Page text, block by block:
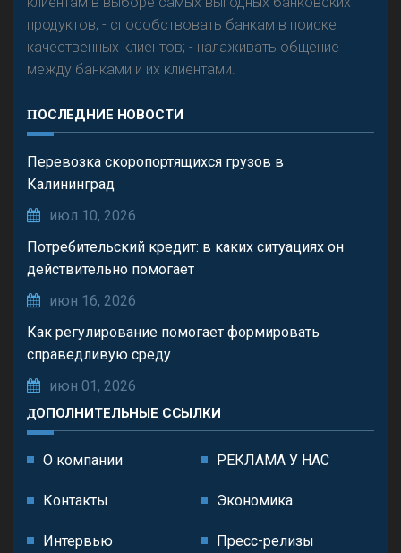
продуктов; - способствовать банкам в поиске
качественных клиентов; - налаживать общение
между банками и их клиентами.
ПОСЛЕДНИЕ НОВОСТИ
Перевозка скоропортящихся грузов в
Калининград
июл 10, 2026
Потребительский кредит: в каких ситуациях он
действительно помогает
июн 16, 2026
Как регулирование помогает формировать
справедливую среду
июн 01, 2026
ДОПОЛНИТЕЛЬНЫЕ ССЫЛКИ
О компании РЕКЛАМА У НАС
Контакты Экономика
Интервью Пресс-релизы